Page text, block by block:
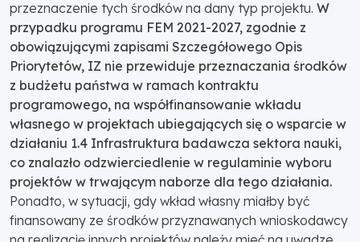
przeznaczenie tych środków na dany typ projektu. W
przypadku programu FEM 2021-2027, zgodnie z
obowiązującymi zapisami Szczegółowego Opis
Priorytetów, IZ nie przewiduje przeznaczania środków
z budżetu państwa w ramach kontraktu
programowego, na współfinansowanie wkładu
własnego w projektach ubiegających się o wsparcie w
działaniu 1.4 Infrastruktura badawcza sektora nauki,
co znalazło odzwierciedlenie w regulaminie wyboru
projektów w trwającym naborze dla tego działania.
Ponadto, w sytuacji, gdy wkład własny miałby być
finansowany ze środków przyznawanych wnioskodawcy